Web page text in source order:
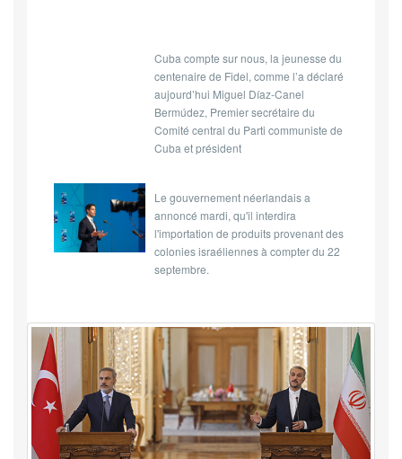
Cuba compte sur nous, la jeunesse du
centenaire de Fidel, comme l’a déclaré
aujourd’hui Miguel Díaz-Canel
Bermúdez, Premier secrétaire du
Comité central du Parti communiste de
Cuba et président
Le gouvernement néerlandais a
annoncé mardi, qu'il interdira
l'importation de produits provenant des
colonies israéliennes à compter du 22
septembre.